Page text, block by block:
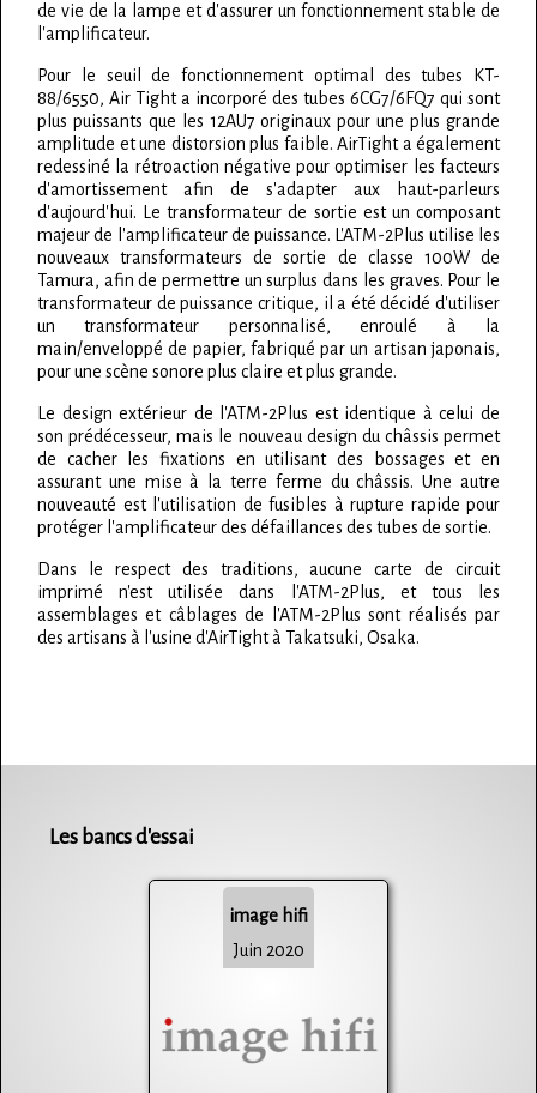
de vie de la lampe et d'assurer un fonctionnement stable de
l'amplificateur.
Pour le seuil de fonctionnement optimal des tubes KT-
88/6550, Air Tight a incorporé des tubes 6CG7/6FQ7 qui sont
plus puissants que les 12AU7 originaux pour une plus grande
amplitude et une distorsion plus faible. AirTight a également
redessiné la rétroaction négative pour optimiser les facteurs
d'amortissement afin de s'adapter aux haut-parleurs
d'aujourd'hui. Le transformateur de sortie est un composant
majeur de l'amplificateur de puissance. L'ATM-2Plus utilise les
nouveaux transformateurs de sortie de classe 100W de
Tamura, afin de permettre un surplus dans les graves. Pour le
transformateur de puissance critique, il a été décidé d'utiliser
un transformateur personnalisé, enroulé à la
main/enveloppé de papier, fabriqué par un artisan japonais,
pour une scène sonore plus claire et plus grande.
Le design extérieur de l'ATM-2Plus est identique à celui de
son prédécesseur, mais le nouveau design du châssis permet
de cacher les fixations en utilisant des bossages et en
assurant une mise à la terre ferme du châssis. Une autre
nouveauté est l'utilisation de fusibles à rupture rapide pour
protéger l'amplificateur des défaillances des tubes de sortie.
Dans le respect des traditions, aucune carte de circuit
imprimé n'est utilisée dans l'ATM-2Plus, et tous les
assemblages et câblages de l'ATM-2Plus sont réalisés par
des artisans à l'usine d'AirTight à Takatsuki, Osaka.
Les bancs d'essai
image hifi
Juin 2020